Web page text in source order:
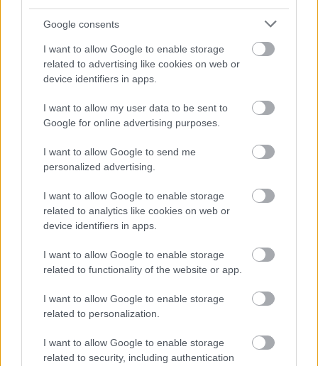
Google consents
I want to allow Google to enable storage
related to advertising like cookies on web or
device identifiers in apps.
I want to allow my user data to be sent to
Google for online advertising purposes.
I want to allow Google to send me
personalized advertising.
I want to allow Google to enable storage
related to analytics like cookies on web or
device identifiers in apps.
I want to allow Google to enable storage
related to functionality of the website or app.
I want to allow Google to enable storage
related to personalization.
I want to allow Google to enable storage
related to security, including authentication